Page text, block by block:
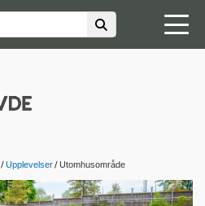
Upplevelser Utomhusområde